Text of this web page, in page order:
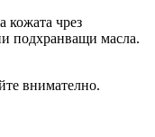
кожата чрез
подхранващи масла.
внимателно.